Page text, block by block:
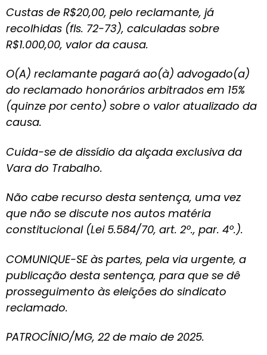
Custas de R$20,00, pelo reclamante, já
recolhidas (fls. 72-73), calculadas sobre
R$1.000,00, valor da causa.
O(A) reclamante pagará ao(à) advogado(a)
do reclamado honorários arbitrados em 15%
(quinze por cento) sobre o valor atualizado da
causa.
Cuida-se de dissídio da alçada exclusiva da
Vara do Trabalho.
Não cabe recurso desta sentença, uma vez
que não se discute nos autos matéria
constitucional (Lei 5.584/70, art. 2º., par. 4º.).
COMUNIQUE-SE às partes, pela via urgente, a
publicação desta sentença, para que se dê
prosseguimento às eleições do sindicato
reclamado.
PATROCÍNIO/MG, 22 de maio de 2025.